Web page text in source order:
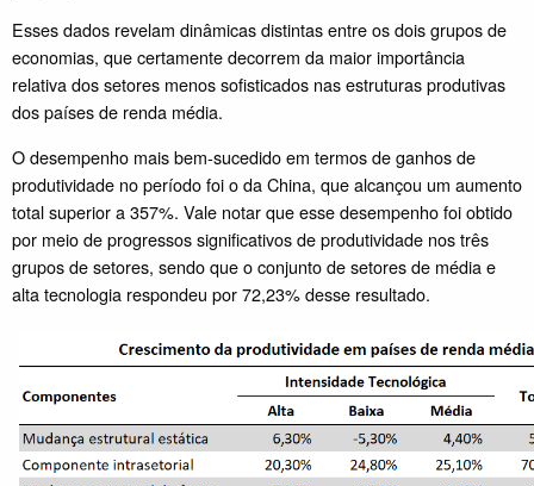
Esses dados revelam dinâmicas distintas entre os dois grupos de
economias, que certamente decorrem da maior importância
relativa dos setores menos sofisticados nas estruturas produtivas
dos países de renda média.
O desempenho mais bem-sucedido em termos de ganhos de
produtividade no período foi o da China, que alcançou um aumento
total superior a 357%. Vale notar que esse desempenho foi obtido
por meio de progressos significativos de produtividade nos três
grupos de setores, sendo que o conjunto de setores de média e
alta tecnologia respondeu por 72,23% desse resultado.